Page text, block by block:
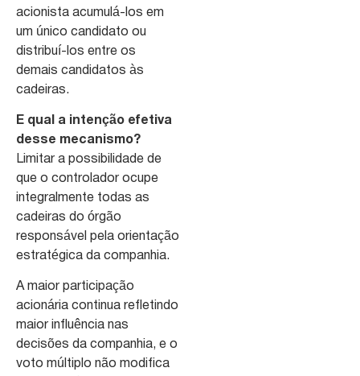
acionista acumulá-los em
um único candidato ou
distribuí-los entre os
demais candidatos às
cadeiras.
E qual a intenção efetiva
desse mecanismo?
Limitar a possibilidade de
que o controlador ocupe
integralmente todas as
cadeiras do órgão
responsável pela orientação
estratégica da companhia.
A maior participação
acionária continua refletindo
maior influência nas
decisões da companhia, e o
voto múltiplo não modifica